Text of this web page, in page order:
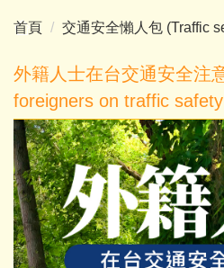
首頁 交通安全懶人包 (Traffic
外籍人士在台交通安全注
foreigners on traffic
Previous